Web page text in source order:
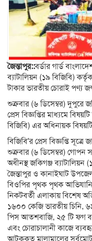
জৈন্তাপুর::বর্ডার গার্ড
ব্যাটালিয়ন (১৯ বিজিবি)
টাকার ভারতীয় চোরাই পণ্য
শুক্রবার (৬ ডিসেম্বর) দুপুরে
প্রেস বিজ্ঞপ্তির মাধ্যমে
বিজিবি) এর অধিনায়ক
বিজিবি’র প্রেস বিজ্ঞপ্তি
শুক্রবার (৬ ডিসেম্বর) গোপন
অধীনস্থ জকিগঞ্জ ব্যাটালিয়ন
জৈন্তাপুর ও কানাইঘাট
বিওপির পৃথক পৃথক
নিকটবর্তী এলাকায় বিশেষ
১৬০০ কেজি ভারতীয় চিনি,
পিস আতশবাজি, ২৫ টি ফগ
এবং চোরাচালানী কাজে
আটককৃত মালামালের